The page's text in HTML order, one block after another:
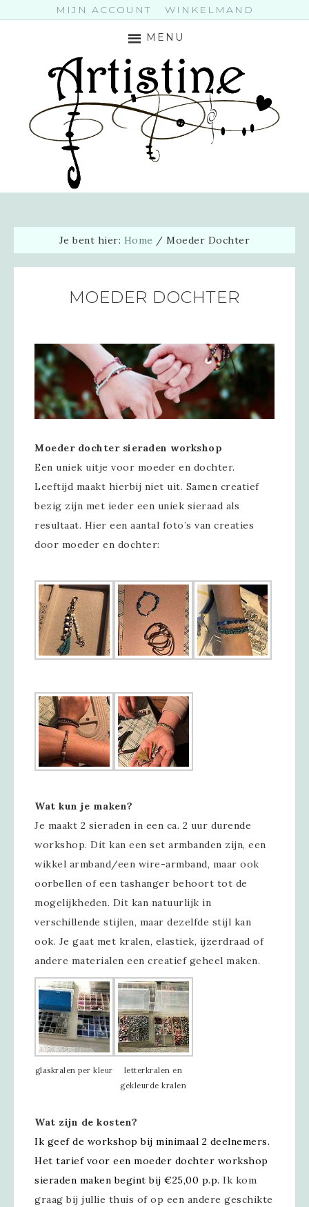
MIJN ACCOUNT WINKELMAND
MENU
Je bent hier: Home / Moeder Dochter
MOEDER DOCHTER
Moeder dochter sieraden workshop
Een uniek uitje voor moeder en dochter.
Leeftijd maakt hierbij niet uit. Samen creatief
bezig zijn met ieder een uniek sieraad als
resultaat. Hier een aantal foto’s van creaties
door moeder en dochter:
Wat kun je maken?
Je maakt 2 sieraden in een ca. 2 uur durende
workshop. Dit kan een set armbanden zijn, een
wikkel armband/een wire-armband, maar ook
oorbellen of een tashanger behoort tot de
mogelijkheden. Dit kan natuurlijk in
verschillende stijlen, maar dezelfde stijl kan
ook. Je gaat met kralen, elastiek, ijzerdraad of
andere materialen een creatief geheel maken.
glaskralen per kleur
letterkralen en
gekleurde kralen
Wat zijn de kosten?
Ik geef de workshop bij minimaal 2 deelnemers.
Het tarief voor een moeder dochter workshop
sieraden maken begint bij €25,00 p.p. Ik kom
graag bij jullie thuis of op een andere geschikte